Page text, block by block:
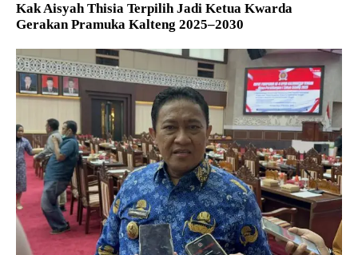
Kak Aisyah Thisia Terpilih Jadi Ketua Kwarda
Gerakan Pramuka Kalteng 2025–2030